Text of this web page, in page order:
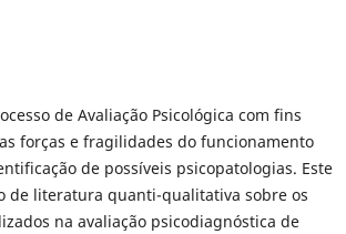
de Avaliação Psicológica com fins
forças e fragilidades do funcionamento
de possíveis psicopatologias. Este
de literatura quanti-qualitativa sobre os
na avaliação psicodiagnóstica de